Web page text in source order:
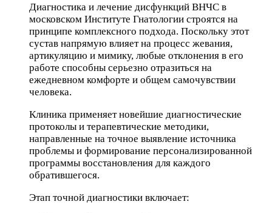
Диагностика и лечение дисфункций ВНЧС в
московском Институте Гнатологии строятся на
принципе комплексного подхода. Поскольку этот
сустав напрямую влияет на процесс жевания,
артикуляцию и мимику, любые отклонения в его
работе способны серьезно отразиться на
ежедневном комфорте и общем самочувствии
человека.
Клиника применяет новейшие диагностические
протоколы и терапевтические методики,
направленные на точное выявление источника
проблемы и формирование персонализированной
программы восстановления для каждого
обратившегося.
Этап точной диагностики включает: